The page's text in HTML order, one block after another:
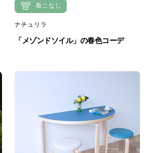
着こなし
ナチュリラ
「メゾンドソイル」の春色コーデ